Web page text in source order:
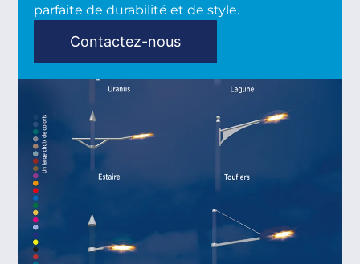
parfaite de durabilité et de style.
Contactez-nous